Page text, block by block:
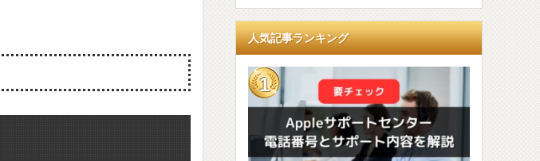
人気記事ランキング